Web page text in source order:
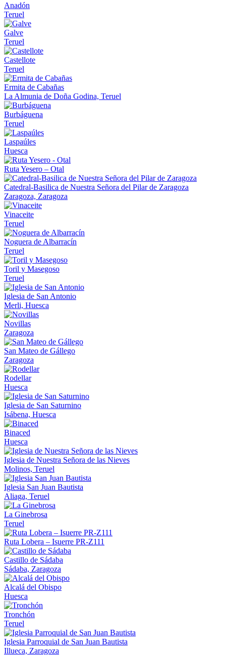
Anadón
Teruel
Galve
Teruel
Castellote
Teruel
Ermita de Cabañas
La Almunia de Doña Godina, Teruel
Burbáguena
Teruel
Laspaúles
Huesca
Ruta Yesero – Otal
Catedral-Basilica de Nuestra Señora del Pilar de Zaragoza
Zaragoza, Zaragoza
Vinaceite
Teruel
Noguera de Albarracín
Teruel
Toril y Masegoso
Teruel
Iglesia de San Antonio
Merli, Huesca
Novillas
Zaragoza
San Mateo de Gállego
Zaragoza
Rodellar
Huesca
Iglesia de San Saturnino
Isábena, Huesca
Binaced
Huesca
Iglesia de Nuestra Señora de las Nieves
Molinos, Teruel
Iglesia San Juan Bautista
Aliaga, Teruel
La Ginebrosa
Teruel
Ruta Lobera – Isuerre PR-Z111
Castillo de Sádaba
Sádaba, Zaragoza
Alcalá del Obispo
Huesca
Tronchón
Teruel
Iglesia Parroquial de San Juan Bautista
Illueca, Zaragoza